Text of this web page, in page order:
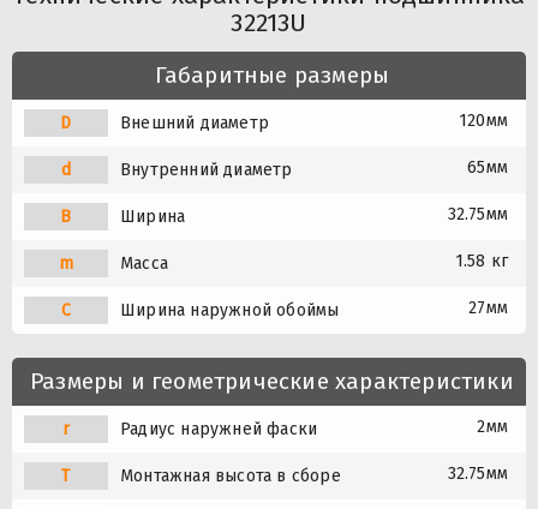
32213U
Габаритные размеры
D Внешний диаметр 120мм
d Внутренний диаметр 65мм
B Ширина 32.75мм
m Масса 1.58 кг
C Ширина наружной обоймы 27мм
Размеры и геометрические характеристики
r Радиус наружней фаски 2мм
T Монтажная высота в сборе 32.75мм